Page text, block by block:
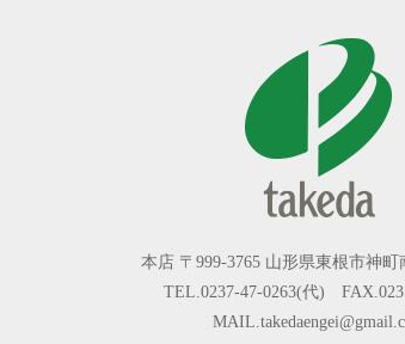
本店 〒999-3765 山形県東根市神町
TEL.0237-47-0263(代)